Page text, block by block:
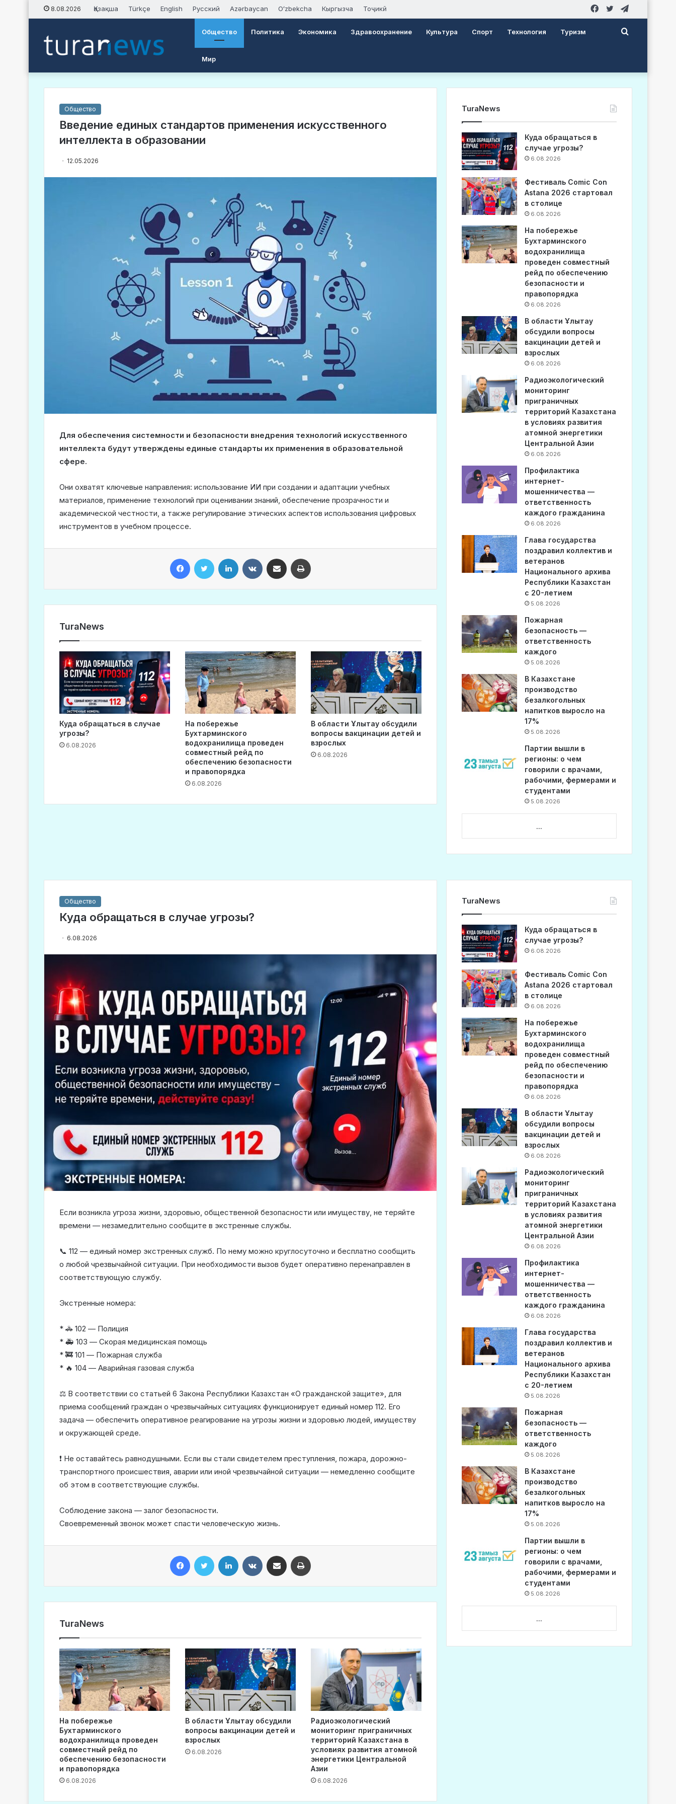
8.08.2026 Қазақша Türkçe English Русский Azərbaycan Oʻzbekcha Кыргызча Тоҷикӣ Twitter
Facebook
Общество Политика Экономика Здравоохранение Культура Спорт Технология Туризм
Мир
Search
Общество
Введение единых стандартов применения искусственного
интеллекта в образовании
12.05.2026
Для обеспечения системности и безопасности внедрения технологий искусственного
интеллекта будут утверждены единые стандарты их применения в образовательной
сфере.
Они охватят ключевые направления: использование ИИ при создании и адаптации учебных
материалов, применение технологий при оценивании знаний, обеспечение прозрачности и
академической честности, а также регулирование этических аспектов использования цифровых
инструментов в учебном процессе.
TuraNews
Куда обращаться в случае
угрозы?
6.08.2026
На побережье
Бухтарминского
водохранилища проведен
совместный рейд по
обеспечению безопасности
и правопорядка
6.08.2026
В области Ұлытау обсудили
вопросы вакцинации детей и
взрослых
6.08.2026
TuraNews
Куда обращаться в
случае угрозы?
6.08.2026
Фестиваль Comic Con
Astana 2026 стартовал
в столице
6.08.2026
На побережье
Бухтарминского
водохранилища
проведен совместный
рейд по обеспечению
безопасности и
правопорядка
6.08.2026
В области Ұлытау
обсудили вопросы
вакцинации детей и
взрослых
6.08.2026
Радиоэкологический
мониторинг
приграничных
территорий Казахстана
в условиях развития
атомной энергетики
Центральной Азии
6.08.2026
Профилактика
интернет-
мошенничества —
ответственность
каждого гражданина
6.08.2026
Глава государства
поздравил коллектив и
ветеранов
Национального архива
Республики Казахстан
с 20-летием
5.08.2026
Пожарная
безопасность —
ответственность
каждого
5.08.2026
В Казахстане
производство
безалкогольных
напитков выросло на
17%
5.08.2026
Партии вышли в
регионы: о чем
говорили с врачами,
рабочими, фермерами и
студентами
5.08.2026
...